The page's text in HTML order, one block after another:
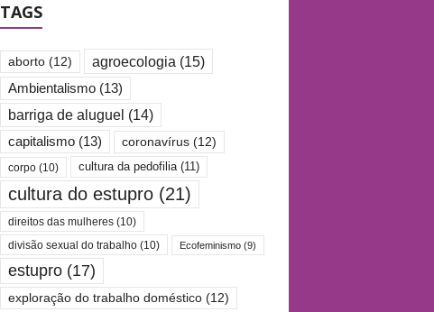
TAGS
aborto(12) agroecologia (15)
Ambientalismo(13)
barriga de aluguel (14)
capitalismo(13) coronavírus(12)
corpo(10) cultura da pedofilia(11)
cultura do estupro(21)
direitos das mulheres(10)
divisão sexual do trabalho(10) Ecofeminismo(9)
estupro(17)
exploração do trabalho doméstico(12)